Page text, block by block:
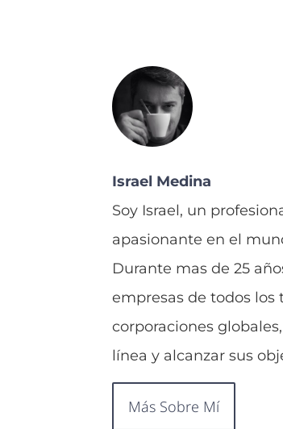
Israel Medina
Soy Israel, un
apasionante en el
Durante mas de 25
empresas de todos los
corporaciones
línea y alcanzar sus
Más Sobre Mí